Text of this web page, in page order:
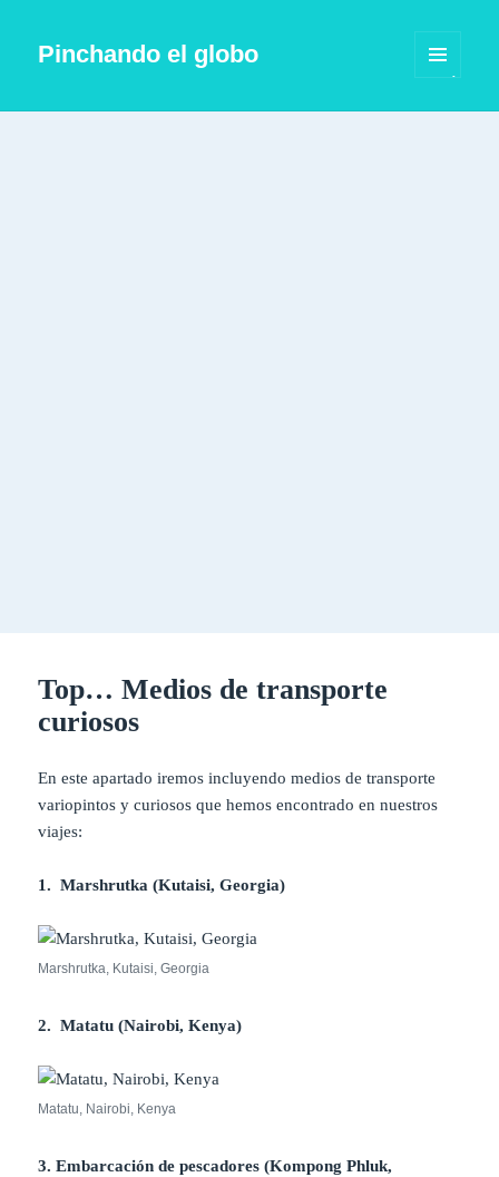
Pinchando el globo
WIDGETS
Top… Medios de transporte
curiosos
En este apartado iremos incluyendo medios de transporte
variopintos y curiosos que hemos encontrado en nuestros
viajes:
1. Marshrutka (Kutaisi, Georgia)
Marshrutka, Kutaisi, Georgia
2. Matatu (Nairobi, Kenya)
Matatu, Nairobi, Kenya
3. Embarcación de pescadores (Kompong Phluk,